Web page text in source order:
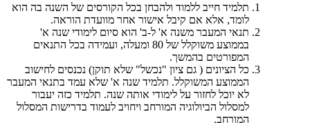
תלמיד חייב ללמוד ולהבחן בכל הקורסים של השנה בה הוא
לומד, אלא אם קיבל אישור אחר מוועדת הוראה.
תנאי המעבר משנה א' ל-ב' הוא סיום לימודי שנה א'
בממוצע משוקלל של 80 ומעלה, ועמידה בכל התנאים
המפורטים בהמשך.
כל הציונים ( גם ציון "נכשל" שלא תוקן) נכנסים לחישוב
הממוצע המשוקלל. תלמיד שנה א' שלא עמד בתנאי המעבר
לא יוכל לחזור על לימודי אותה שנה. תלמיד כזה יעבור
למסלול הביולוגיה המורחב ויחויב לעמוד בדרישות המסלול
המורחב.